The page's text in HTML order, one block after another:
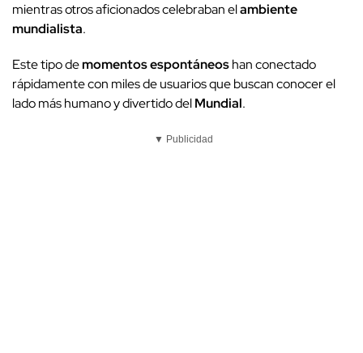
mientras otros aficionados celebraban elambiente
mundialista.
Este tipo demomentos espontáneoshan conectado
rápidamente con miles de usuarios que buscan conocer el
lado más humano y divertido delMundial.
▼ Publicidad